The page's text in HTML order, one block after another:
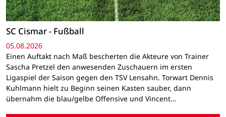
SC Cismar - Fußball
05.08.2026
Einen Auftakt nach Maß bescherten die Akteure von Trainer
Sascha Pretzel den anwesenden Zuschauern im ersten
Ligaspiel der Saison gegen den TSV Lensahn. Torwart Dennis
Kuhlmann hielt zu Beginn seinen Kasten sauber, dann
übernahm die blau/gelbe Offensive und Vincent…